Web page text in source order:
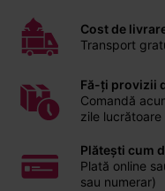
Cost de
Transport
Fă-ți provizii
Comandă
zile lucrătoare
Plătești cum
Plată online
sau numerar)